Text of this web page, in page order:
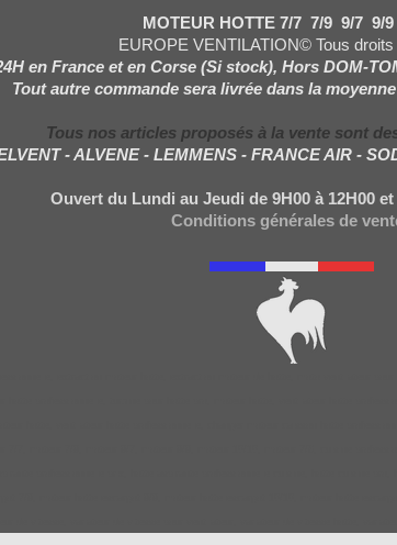
MOTEUR HOTTE 7/7 7/9 9/7 9/
EUROPE VENTILATION© Tous
en France et en Corse (Si stock), Hors DOM-
Tout autre commande sera livrée dans la
Tous nos articles proposés à la vente sont
- ALVENE - LEMMENS - FRANCE AIR -
Ouvert du Lundi au Jeudi de 9H00 à 12H00 et
Conditions générales de